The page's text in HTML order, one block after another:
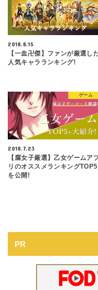
2018.8.15
【一血卍傑】ファンが厳選し
人気キャラランキング!
ゲーム
2018.7.23
【腐女子厳選】乙女ゲームア
リのオススメランキングTOP5
を公開!
PR